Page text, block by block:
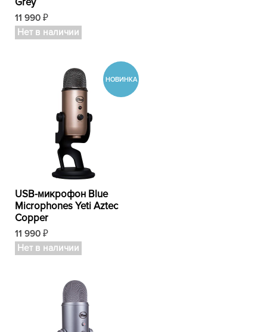
Grey
11 990 ₽
Нет в наличии
USB-микрофон Blue
Microphones Yeti Aztec
Copper
11 990 ₽
Нет в наличии